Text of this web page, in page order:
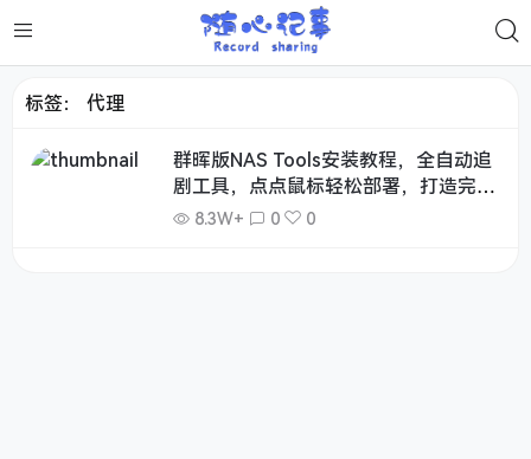
标签： 代理
群晖版NAS Tools安装教程，全自动追
剧工具，点点鼠标轻松部署，打造完美
NAS影音系统！
8.3W+ 0 0